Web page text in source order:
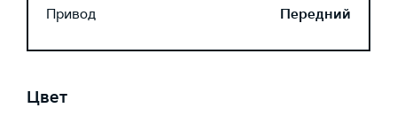
Привод
Передний
Цвет